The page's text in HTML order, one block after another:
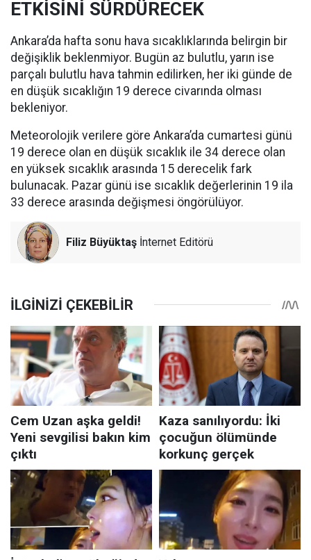
ETKİSİNİ SÜRDÜRECEK
Ankara’da hafta sonu hava sıcaklıklarında belirgin bir
değişiklik beklenmiyor. Bugün az bulutlu, yarın ise
parçalı bulutlu hava tahmin edilirken, her iki günde de
en düşük sıcaklığın 19 derece civarında olması
bekleniyor.
Meteorolojik verilere göre Ankara’da cumartesi günü
19 derece olan en düşük sıcaklık ile 34 derece olan
en yüksek sıcaklık arasında 15 derecelik fark
bulunacak. Pazar günü ise sıcaklık değerlerinin 19 ila
33 derece arasında değişmesi öngörülüyor.
Filiz Büyüktaş İnternet Editörü